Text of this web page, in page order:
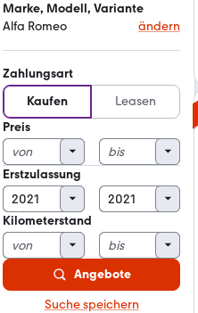
Marke, Modell, Variante
Alfa Romeo
ändern
Zahlungsart
Kaufen
Leasen
Preis
Erstzulassung
Kilometerstand
Angebote
Suche speichern